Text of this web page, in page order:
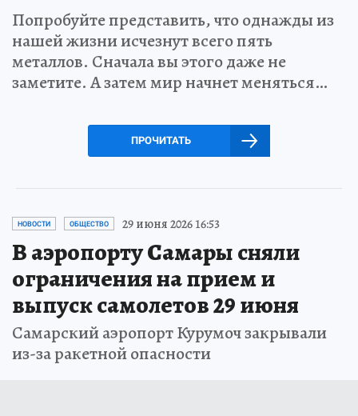
Попробуйте представить, что однажды из
нашей жизни исчезнут всего пять
металлов. Сначала вы этого даже не
заметите. А затем мир начнет меняться…
ПРОЧИТАТЬ
НОВОСТИ ОБЩЕСТВО 29 июня 2026 16:53
В аэропорту Самары сняли
ограничения на прием и
выпуск самолетов 29 июня
Самарский аэропорт Курумоч закрывали
из-за ракетной опасности